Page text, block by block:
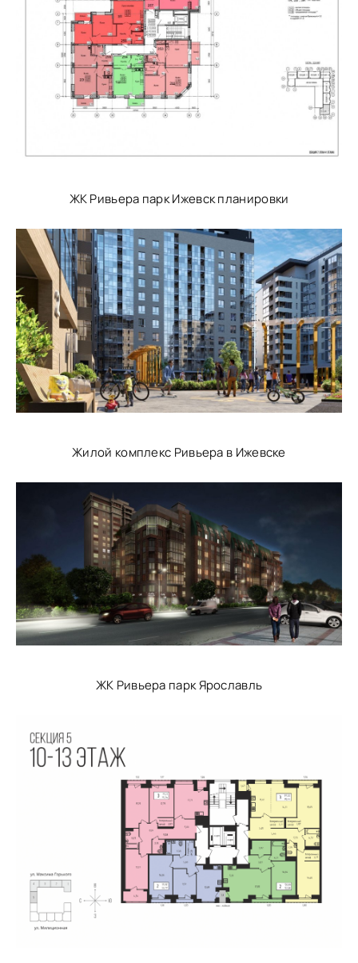
ЖК Ривьера парк Ижевск планировки
Жилой комплекс Ривьера в Ижевске
ЖК Ривьера парк Ярославль